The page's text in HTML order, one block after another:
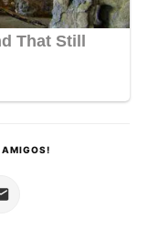
AMIGOS!